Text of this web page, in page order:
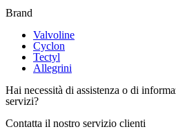
Brand
Valvoline
Cyclon
Tectyl
Allegrini
Hai necessità di assistenza o di
servizi?
Contatta il nostro servizio clienti